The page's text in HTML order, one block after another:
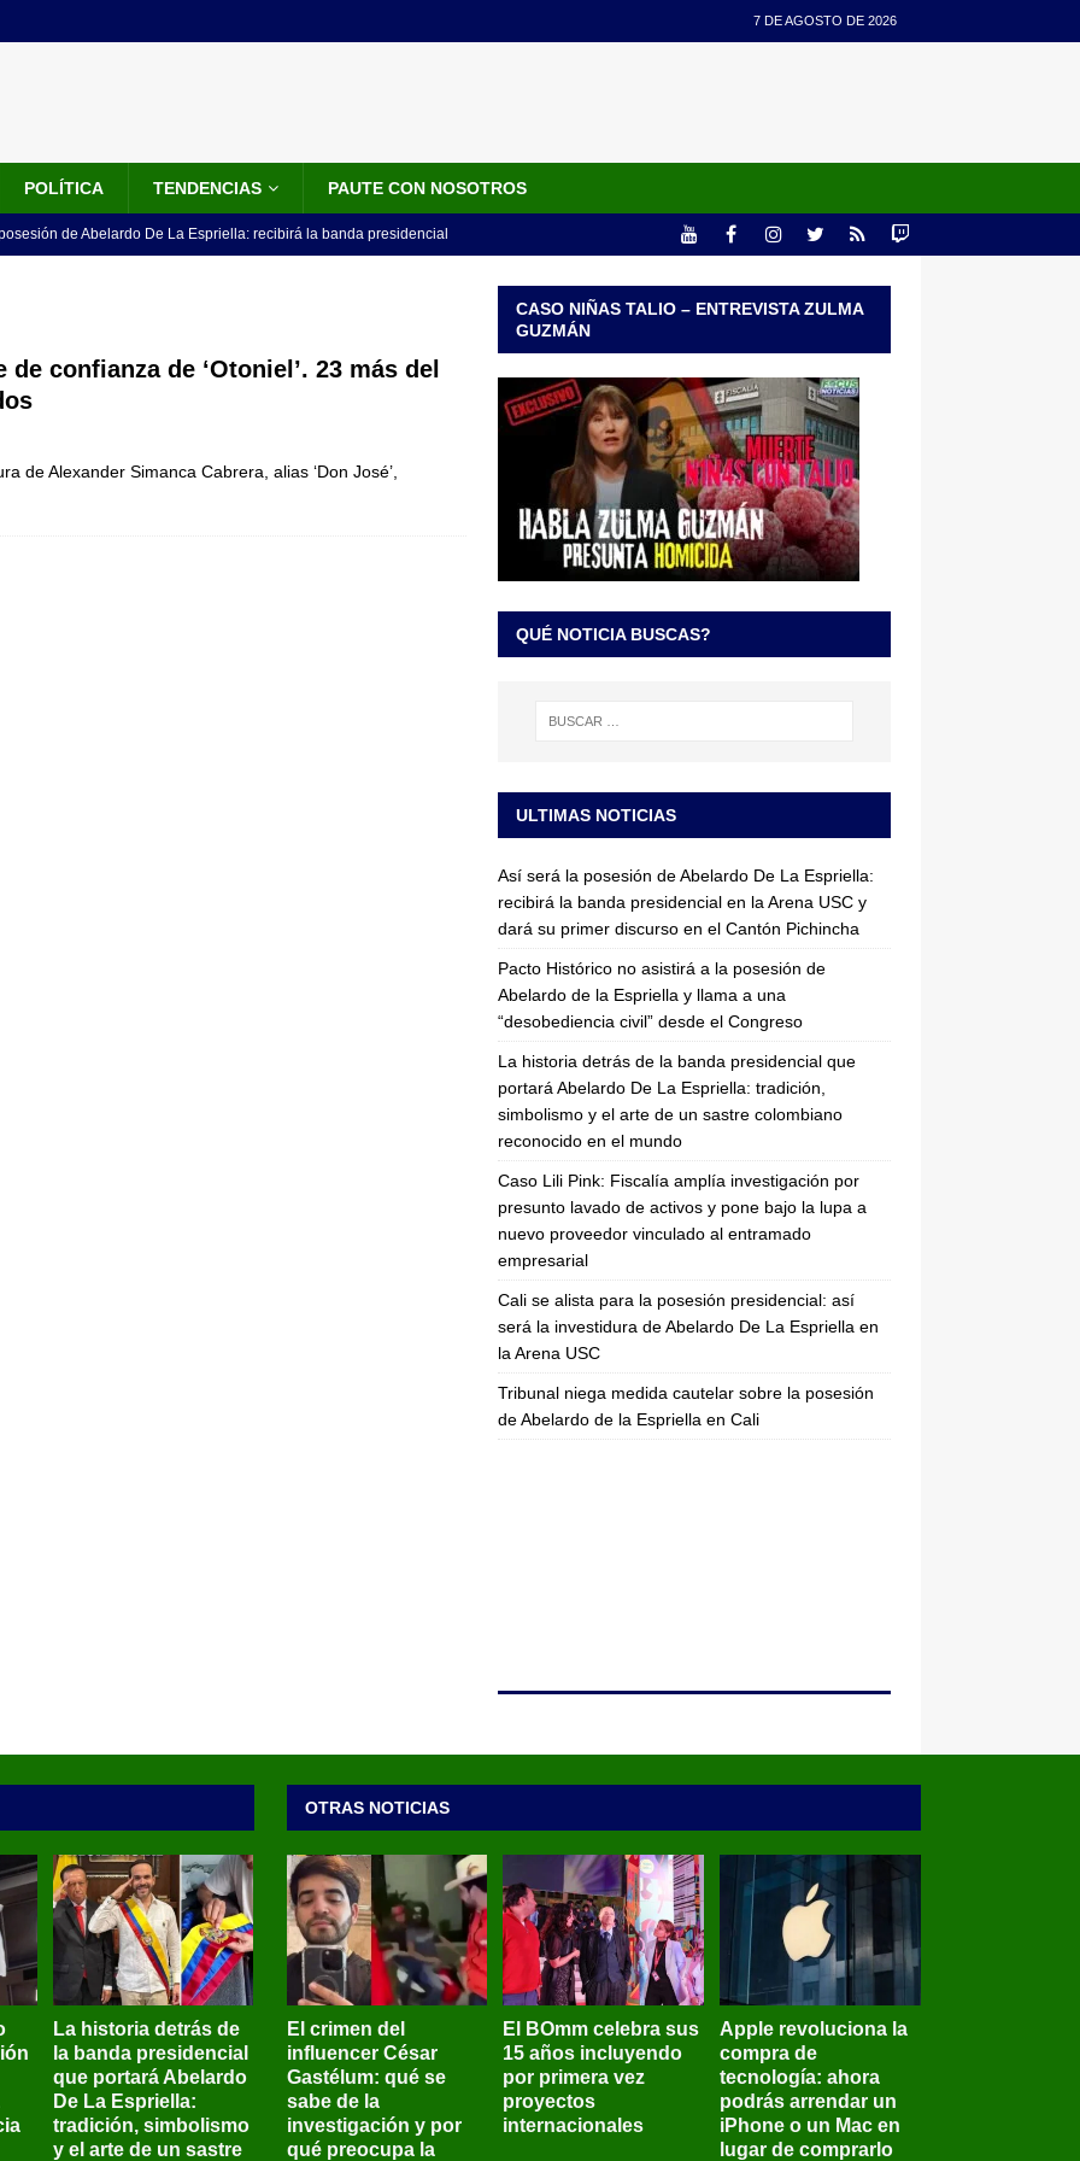
7 DE AGOSTO DE 2026
POLÍTICA TENDENCIAS PAUTE CON NOSOTROS
de Abelardo De La Espriella: recibirá la banda presidencial
LO ÚLTIMO
de la banda presidencial que portará Abelardo De La
de un sastre colombiano reconocido en el mundo
de confianza de ‘Otoniel’. 23 más del
de Alexander Simanca Cabrera, alias ‘Don José’,
CASO NIÑAS TALIO – ENTREVISTA ZULMA
GUZMÁN
QUÉ NOTICIA BUSCAS?
ULTIMAS NOTICIAS
Así será la posesión de Abelardo De La Espriella:
recibirá la banda presidencial en la Arena USC y
dará su primer discurso en el Cantón Pichincha
Pacto Histórico no asistirá a la posesión de
Abelardo de la Espriella y llama a una
“desobediencia civil” desde el Congreso
La historia detrás de la banda presidencial que
portará Abelardo De La Espriella: tradición,
simbolismo y el arte de un sastre colombiano
reconocido en el mundo
Caso Lili Pink: Fiscalía amplía investigación por
presunto lavado de activos y pone bajo la lupa a
nuevo proveedor vinculado al entramado
empresarial
Cali se alista para la posesión presidencial: así
será la investidura de Abelardo De La Espriella en
la Arena USC
Tribunal niega medida cautelar sobre la posesión
de Abelardo de la Espriella en Cali
La historia detrás de
la banda presidencial
que portará Abelardo
De La Espriella:
tradición, simbolismo
y el arte de un sastre
OTRAS NOTICIAS
El crimen del
influencer César
Gastélum: qué se
sabe de la
investigación y por
qué preocupa la
El BOmm celebra sus
15 años incluyendo
por primera vez
proyectos
internacionales
Apple revoluciona la
compra de
tecnología: ahora
podrás arrendar un
iPhone o un Mac en
lugar de comprarlo